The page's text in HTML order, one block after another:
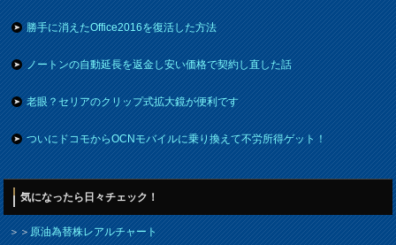
勝手に消えたOffice2016を復活した方法
ノートンの自動延長を返金し安い価格で契約し直した話
老眼？セリアのクリップ式拡大鏡が便利です
ついにドコモからOCNモバイルに乗り換えて不労所得ゲット！
気になったら日々チェック！
＞＞原油為替株レアルチャート